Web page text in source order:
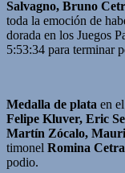
Salvagno, Bruno
toda la emoción de
dorada en los Juegos
5:53:34 para terminar
Medalla de plata en
Felipe Kluver, Eric
Martín Zócalo,
timonel Romina
podio.